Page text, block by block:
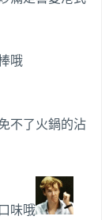
哦
不了火鍋的沾
味哦